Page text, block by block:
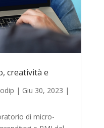
creatività e
| Giu 30, 2023 |
di micro-